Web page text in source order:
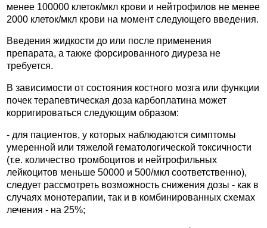
менее 100000 клеток/мкл крови и нейтрофилов не менее
2000 клеток/мкл крови на момент следующего введения.
Введения жидкости до или после применения
препарата, а также форсированного диуреза не
требуется.
В зависимости от состояния костного мозга или функции
почек терапевтическая доза карбоплатина может
корригироваться следующим образом:
- для пациентов, у которых наблюдаются симптомы
умеренной или тяжелой гематологической токсичности
(т.е. количество тромбоцитов и нейтрофильных
лейкоцитов меньше 50000 и 500/мкл соответственно),
следует рассмотреть возможность снижения дозы - как в
случаях монотерапии, так и в комбинированных схемах
лечения - на 25%;